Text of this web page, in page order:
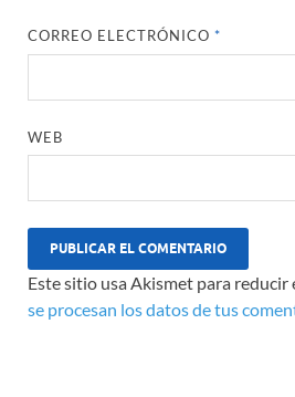
CORREO ELECTRÓNICO*
WEB
Este sitio usa Akismet para reducir
se procesan los datos de tus